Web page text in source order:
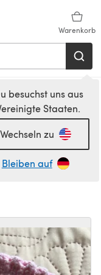
Warenkorb
besuchst uns aus
Staaten.
Wechseln zu
Bleiben auf